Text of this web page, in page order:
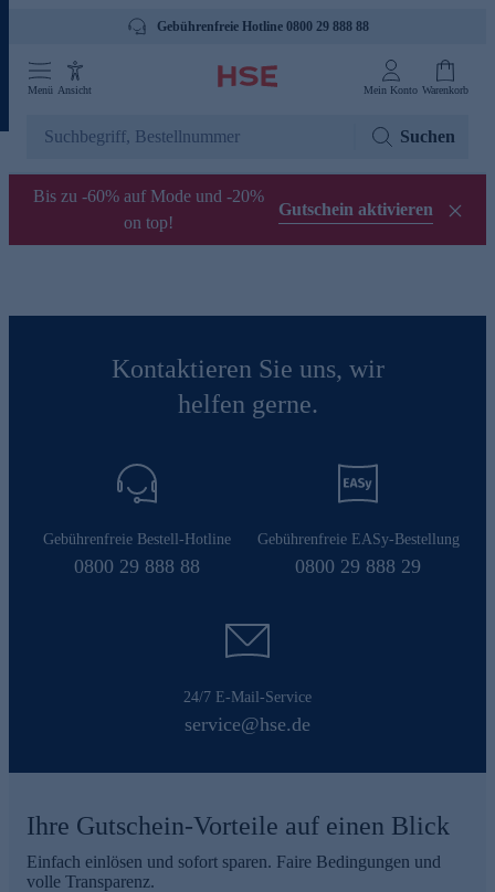
Gebührenfreie Hotline 0800 29 888 88
Menü Ansicht Mein Konto Warenkorb
Suchen
Bis zu -60% auf Mode und -20%
on top!
Gutschein aktivieren
Kontaktieren Sie uns, wir
helfen gerne.
Gebührenfreie Bestell-Hotline
0800 29 888 88
Gebührenfreie EASy-Bestellung
0800 29 888 29
24/7 E-Mail-Service
service@hse.de
Ihre Gutschein-Vorteile auf einen Blick
Einfach einlösen und sofort sparen. Faire Bedingungen und
volle Transparenz.